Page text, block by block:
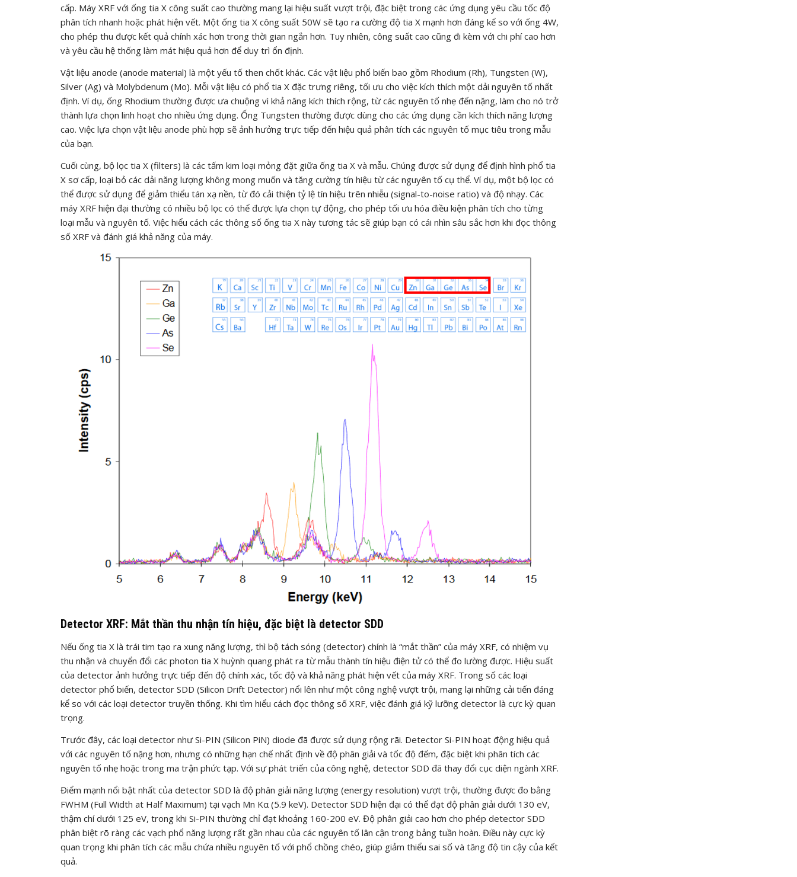
cấp. Máy XRF với ống tia X công suất cao thường mang lại hiệu suất vượt trội, đặc biệt trong các ứng dụng yêu cầu tốc độ
phân tích nhanh hoặc phát hiện vết. Một ống tia X công suất 50W sẽ tạo ra cường độ tia X mạnh hơn đáng kể so với ống 4W,
cho phép thu được kết quả chính xác hơn trong thời gian ngắn hơn. Tuy nhiên, công suất cao cũng đi kèm với chi phí cao hơn
và yêu cầu hệ thống làm mát hiệu quả hơn để duy trì ổn định.
Vật liệu anode (anode material) là một yếu tố then chốt khác. Các vật liệu phổ biến bao gồm Rhodium (Rh), Tungsten (W),
Silver (Ag) và Molybdenum (Mo). Mỗi vật liệu có phổ tia X đặc trưng riêng, tối ưu cho việc kích thích một dải nguyên tố nhất
định. Ví dụ, ống Rhodium thường được ưa chuộng vì khả năng kích thích rộng, từ các nguyên tố nhẹ đến nặng, làm cho nó trở
thành lựa chọn linh hoạt cho nhiều ứng dụng. Ống Tungsten thường được dùng cho các ứng dụng cần kích thích năng lượng
cao. Việc lựa chọn vật liệu anode phù hợp sẽ ảnh hưởng trực tiếp đến hiệu quả phân tích các nguyên tố mục tiêu trong mẫu
của bạn.
Cuối cùng, bộ lọc tia X (filters) là các tấm kim loại mỏng đặt giữa ống tia X và mẫu. Chúng được sử dụng để định hình phổ tia
X sơ cấp, loại bỏ các dải năng lượng không mong muốn và tăng cường tín hiệu từ các nguyên tố cụ thể. Ví dụ, một bộ lọc có
thể được sử dụng để giảm thiểu tán xạ nền, từ đó cải thiện tỷ lệ tín hiệu trên nhiễu (signal-to-noise ratio) và độ nhạy. Các
máy XRF hiện đại thường có nhiều bộ lọc có thể được lựa chọn tự động, cho phép tối ưu hóa điều kiện phân tích cho từng
loại mẫu và nguyên tố. Việc hiểu cách các thông số ống tia X này tương tác sẽ giúp bạn có cái nhìn sâu sắc hơn khi đọc thông
số XRF và đánh giá khả năng của máy.
Detector XRF: Mắt thần thu nhận tín hiệu, đặc biệt là detector SDD
Nếu ống tia X là trái tim tạo ra xung năng lượng, thì bộ tách sóng (detector) chính là “mắt thần” của máy XRF, có nhiệm vụ
thu nhận và chuyển đổi các photon tia X huỳnh quang phát ra từ mẫu thành tín hiệu điện tử có thể đo lường được. Hiệu suất
của detector ảnh hưởng trực tiếp đến độ chính xác, tốc độ và khả năng phát hiện vết của máy XRF. Trong số các loại
detector phổ biến, detector SDD (Silicon Drift Detector) nổi lên như một công nghệ vượt trội, mang lại những cải tiến đáng
kể so với các loại detector truyền thống. Khi tìm hiểu cách đọc thông số XRF, việc đánh giá kỹ lưỡng detector là cực kỳ quan
trọng.
Trước đây, các loại detector như Si-PIN (Silicon PiN) diode đã được sử dụng rộng rãi. Detector Si-PIN hoạt động hiệu quả
với các nguyên tố nặng hơn, nhưng có những hạn chế nhất định về độ phân giải và tốc độ đếm, đặc biệt khi phân tích các
nguyên tố nhẹ hoặc trong ma trận phức tạp. Với sự phát triển của công nghệ, detector SDD đã thay đổi cục diện ngành XRF.
Điểm mạnh nổi bật nhất của detector SDD là độ phân giải năng lượng (energy resolution) vượt trội, thường được đo bằng
FWHM (Full Width at Half Maximum) tại vạch Mn Kα (5.9 keV). Detector SDD hiện đại có thể đạt độ phân giải dưới 130 eV,
thậm chí dưới 125 eV, trong khi Si-PIN thường chỉ đạt khoảng 160-200 eV. Độ phân giải cao hơn cho phép detector SDD
phân biệt rõ ràng các vạch phổ năng lượng rất gần nhau của các nguyên tố lân cận trong bảng tuần hoàn. Điều này cực kỳ
quan trọng khi phân tích các mẫu chứa nhiều nguyên tố với phổ chồng chéo, giúp giảm thiểu sai số và tăng độ tin cậy của kết
quả.